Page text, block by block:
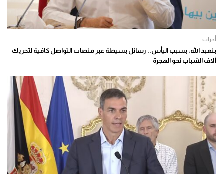
أحزاب
بنعبد الله: بسبب اليأس.. رسائل بسيطة عبر منصات التواصل كافية لتحريك
آلاف الشباب نحو الهجرة